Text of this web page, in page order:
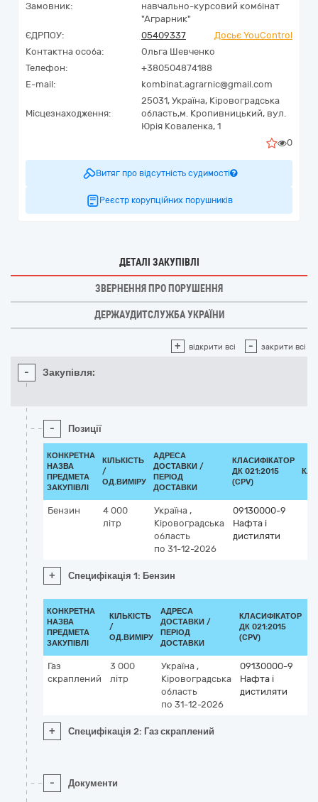
Замовник:
навчально-курсовий комбінат
"Аграрник"
ЄДРПОУ:
05409337
Досьє YouControl
Контактна особа:
Ольга Шевченко
Телефон:
+380504874188
E-mail:
kombinat.agrarnic@gmail.com
Місцезнаходження:
25031, Україна, Кіровоградська
область,м. Кропивницький, вул.
Юрія Коваленка, 1
0
Витяг про відсутність судимості
Реєстр корупційних порушників
ДЕТАЛІ ЗАКУПІВЛІ
ЗВЕРНЕННЯ ПРО ПОРУШЕННЯ
ДЕРЖАУДИТСЛУЖБА УКРАЇНИ
+ відкрити всі - закрити всі
- Закупівля:
- Позиції
КОНКРЕТНА
НАЗВА
ПРЕДМЕТА
ЗАКУПІВЛІ
КІЛЬКІСТЬ
/
ОД.ВИМІРУ
АДРЕСА
ДОСТАВКИ /
ПЕРІОД
ДОСТАВКИ
КЛАСИФІКАТОР
ДК 021:2015
(CPV)
Бензин
4 000
літр
Україна ,
Кіровоградська
область
по 31-12-2026
09130000-9
Нафта і
дистиляти
+ Специфікація 1: Бензин
КОНКРЕТНА
НАЗВА
ПРЕДМЕТА
ЗАКУПІВЛІ
КІЛЬКІСТЬ
/
ОД.ВИМІРУ
АДРЕСА
ДОСТАВКИ /
ПЕРІОД
ДОСТАВКИ
КЛАСИФІКАТОР
ДК 021:2015
(CPV)
Газ
скраплений
3 000
літр
Україна ,
Кіровоградська
область
по 31-12-2026
09130000-9
Нафта і
дистиляти
+ Специфікація 2: Газ скраплений
- Документи